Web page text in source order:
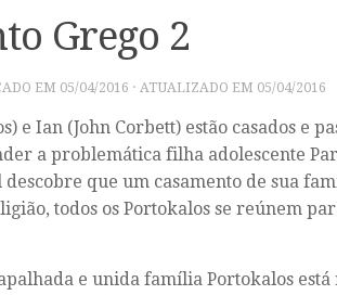
Grego 2
EM 05/04/2016 · ATUALIZADO EM 05/04/2016
e Ian (John Corbett) estão casados e
a problemática filha adolescente
descobre que um casamento de sua
todos os Portokalos se reúnem
e unida família Portokalos